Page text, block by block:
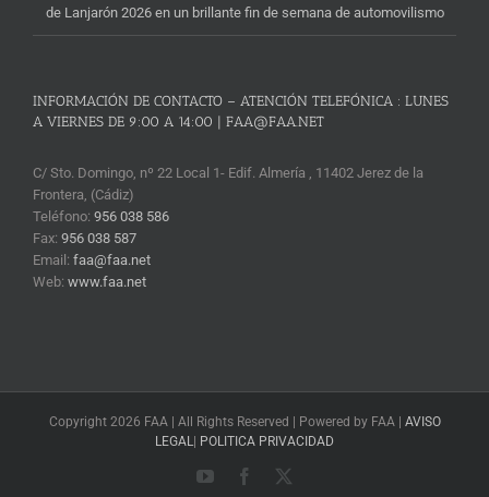
de Lanjarón 2026 en un brillante fin de semana de automovilismo
INFORMACIÓN DE CONTACTO – ATENCIÓN TELEFÓNICA : LUNES
A VIERNES DE 9:00 A 14:00 | FAA@FAA.NET
C/ Sto. Domingo, nº 22 Local 1- Edif. Almería , 11402 Jerez de la
Frontera, (Cádiz)
Teléfono: 956 038 586
Fax: 956 038 587
Email: faa@faa.net
Web: www.faa.net
Copyright 2026 FAA | All Rights Reserved | Powered by FAA | AVISO
LEGAL | POLITICA PRIVACIDAD
YouTubeFacebook